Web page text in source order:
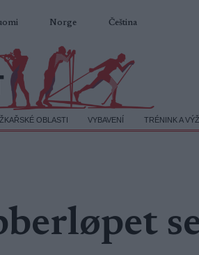
Norge Čeština
OBLASTI VYBAVENÍ TRÉNINK A